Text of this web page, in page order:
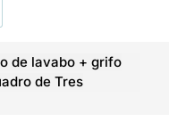
de lavabo + grifo
de Tres